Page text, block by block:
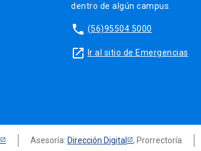
dentro de algún campus.
phone (56)95504 5000
launch Ir al sitio de Emergencias
Asesoría: Dirección Digital , Prorrectoría